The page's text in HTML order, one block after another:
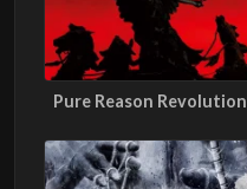
Pure Reason Revolution